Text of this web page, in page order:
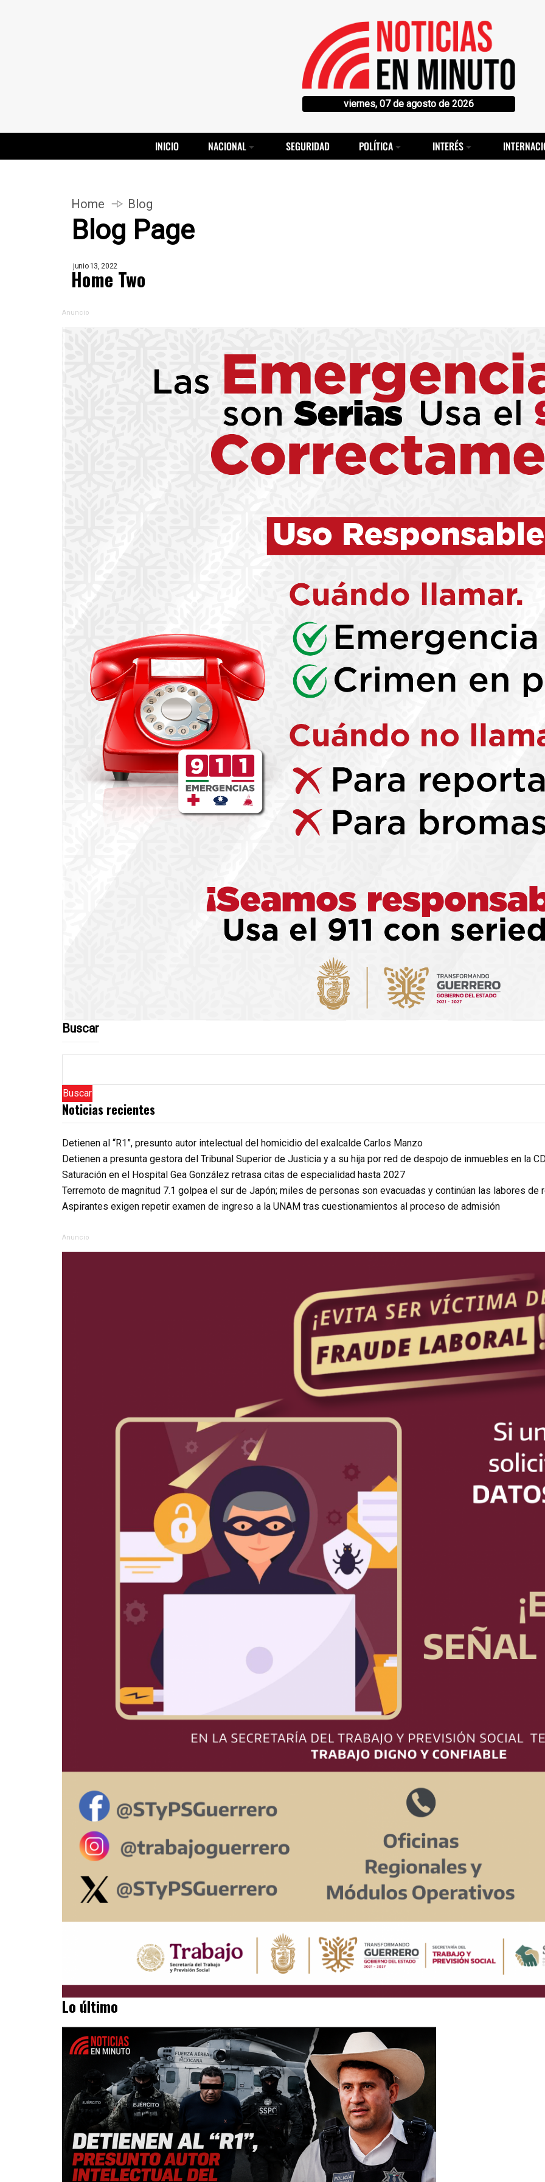
viernes, 07 de agosto de 2026
INICIO NACIONAL SEGURIDAD POLÍTICA INTERÉS
Home Blog
Blog Page
junio 13, 2022
Home Two
Anuncio
Buscar
Buscar
Noticias recientes
Detienen al “R1”, presunto autor intelectual del homicidio del exalcalde Carlos Manzo
Detienen a presunta gestora del Tribunal Superior de Justicia y a su hija por red de despojo de inmuebles en la
Saturación en el Hospital Gea González retrasa citas de especialidad hasta 2027
Terremoto de magnitud 7.1 golpea el sur de Japón; miles de personas son evacuadas y continúan las labores de
Aspirantes exigen repetir examen de ingreso a la UNAM tras cuestionamientos al proceso de admisión
Anuncio
Lo último